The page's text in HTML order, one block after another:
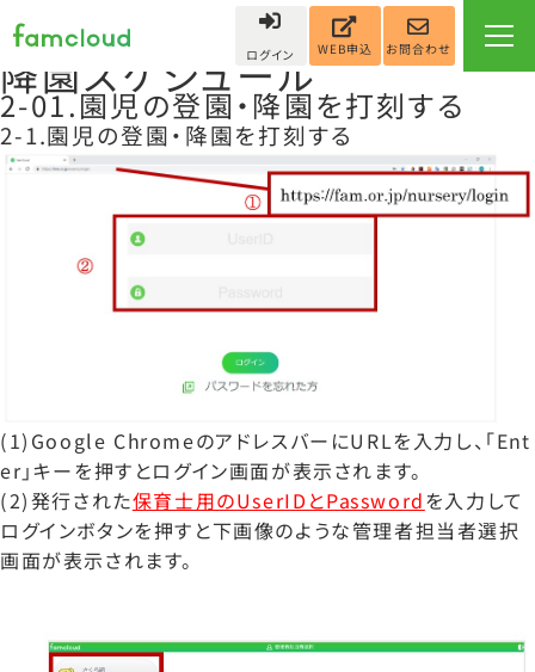
ログイン WEB申込 お問合わせ
famcloud運用マニュアルカ
テゴリー: 2.登園降園・登園
降園スケジュール
2-01.園児の登園・降園を打刻する
2-1.園児の登園・降園を打刻する
(1)Google ChromeのアドレスバーにURLを入力し、「Ent
er」キーを押すとログイン画面が表示されます。
(2)発行された保育士用のUserIDとPasswordを入力して
ログインボタンを押すと下画像のような管理者担当者選択
画面が表示されます。